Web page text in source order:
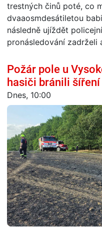
trestných činů poté, co
dvaaosmdesátiletou
následně ujíždět
pronásledování zadrželi
Požár pole u
hasiči bránili šíření
Dnes, 10:00